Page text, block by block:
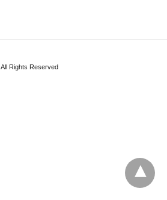
All Rights Reserved